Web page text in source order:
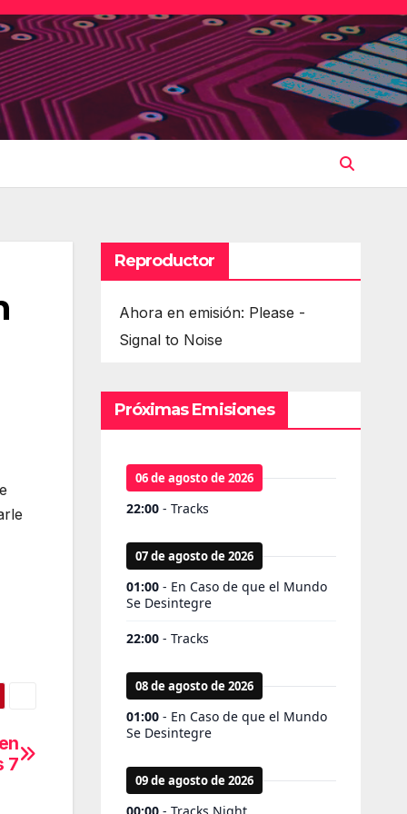
7
Reproductor
Ahora en emisión: Please -
Signal to Noise
Próximas Emisiones